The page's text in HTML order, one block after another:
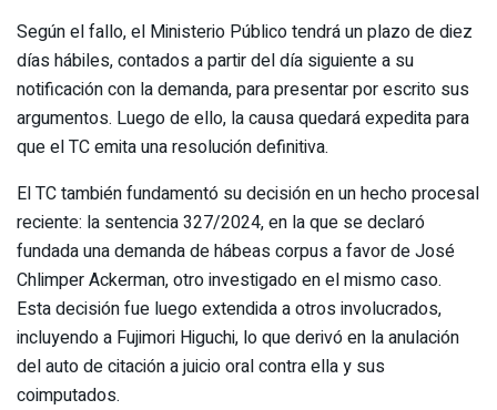
Según el fallo, el Ministerio Público tendrá un plazo de diez
días hábiles, contados a partir del día siguiente a su
notificación con la demanda, para presentar por escrito sus
argumentos. Luego de ello, la causa quedará expedita para
que el TC emita una resolución definitiva.
El TC también fundamentó su decisión en un hecho procesal
reciente: la sentencia 327/2024, en la que se declaró
fundada una demanda de hábeas corpus a favor de José
Chlimper Ackerman, otro investigado en el mismo caso.
Esta decisión fue luego extendida a otros involucrados,
incluyendo a Fujimori Higuchi, lo que derivó en la anulación
del auto de citación a juicio oral contra ella y sus
coimputados.